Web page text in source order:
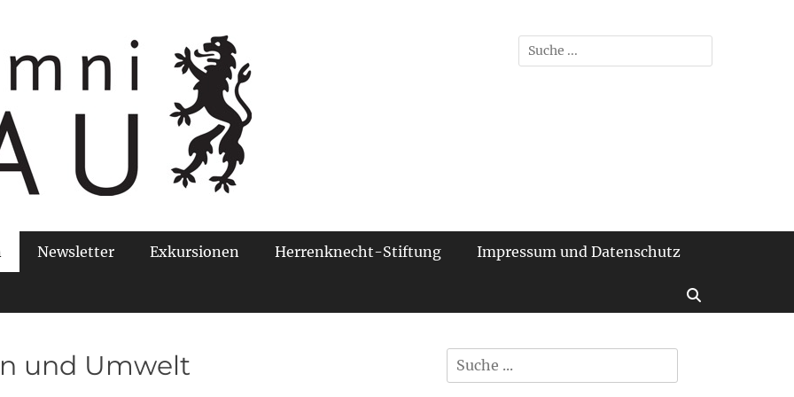
Wihelmina e. V.
Verkehrsingenieure und Wirtschaftsingenieure/Bau der TU Braunschweig
Suchen
nach:
Newsletter Exkursionen Herrenknecht-Stiftung Impressum und Datenschutz
und Umwelt
Suchen
nach: